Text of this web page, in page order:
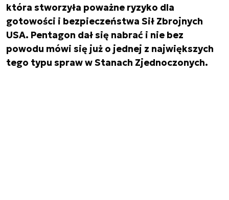
która stworzyła poważne ryzyko dla
gotowości i bezpieczeństwa Sił Zbrojnych
USA. Pentagon dał się nabrać i nie bez
powodu mówi się już o jednej z największych
tego typu spraw w Stanach Zjednoczonych.